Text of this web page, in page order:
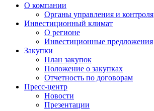
О компании
Органы управления и контроля
Инвестиционный климат
О регионе
Инвестиционные предложения
Закупки
План закупок
Положение о закупках
Отчетность по договорам
Пресс-центр
Новости
Презентации